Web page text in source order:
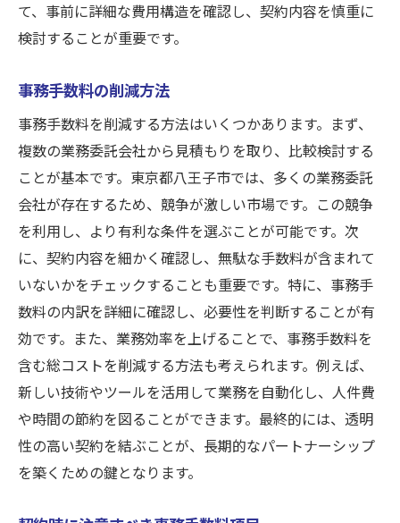
て、事前に詳細な費用構造を確認し、契約内容を慎重に
検討することが重要です。
事務手数料の削減方法
事務手数料を削減する方法はいくつかあります。まず、
複数の業務委託会社から見積もりを取り、比較検討する
ことが基本です。東京都八王子市では、多くの業務委託
会社が存在するため、競争が激しい市場です。この競争
を利用し、より有利な条件を選ぶことが可能です。次
に、契約内容を細かく確認し、無駄な手数料が含まれて
いないかをチェックすることも重要です。特に、事務手
数料の内訳を詳細に確認し、必要性を判断することが有
効です。また、業務効率を上げることで、事務手数料を
含む総コストを削減する方法も考えられます。例えば、
新しい技術やツールを活用して業務を自動化し、人件費
や時間の節約を図ることができます。最終的には、透明
性の高い契約を結ぶことが、長期的なパートナーシップ
を築くための鍵となります。